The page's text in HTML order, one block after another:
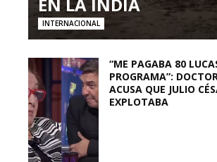
INTERNACIONAL
“ME PAGABA 80
PROGRAMA”:
ACUSA QUE JULIO
EXPLOTABA